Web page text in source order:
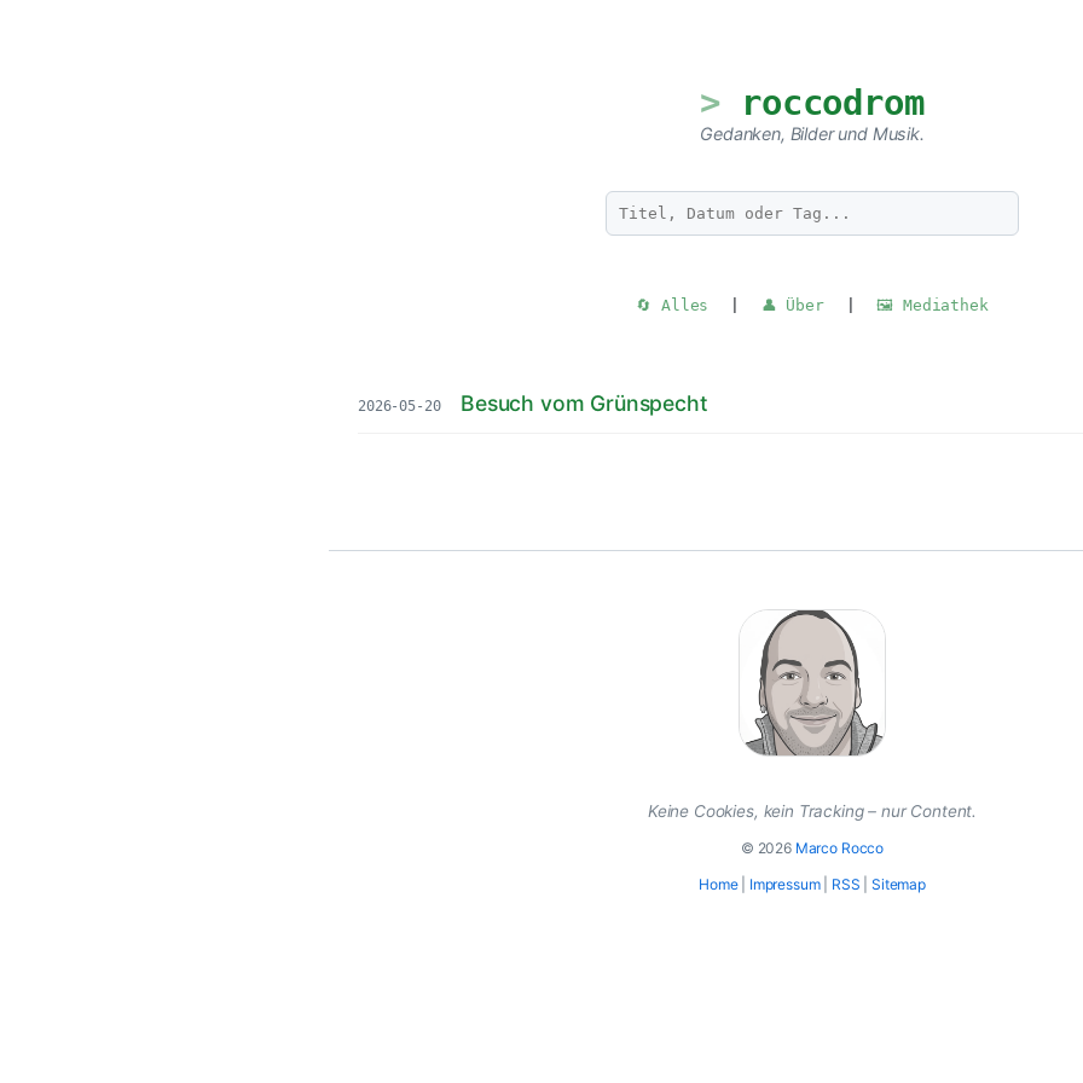
roccodrom
Gedanken, Bilder und Musik.
🔄 Alles 👤 Über 🖼️ Mediathek
2026-05-20 Besuch vom Grünspecht
Keine Cookies, kein Tracking – nur Content.
© 2026 Marco Rocco
Home| Impressum| RSS |Sitemap